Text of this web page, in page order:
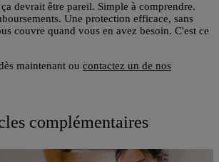
devrait être pareil. Simple à comprendre.
Une protection efficace, sans
couvre quand vous en avez besoin. C'est ce
maintenant ou contactez un de nos
complémentaires